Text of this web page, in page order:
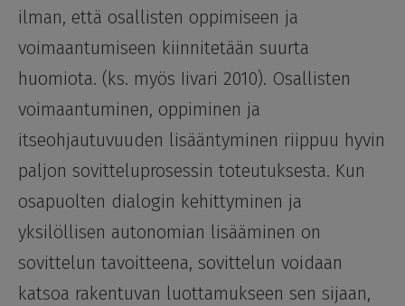
ilman, että osallisten oppimiseen ja
voimaantumiseen kiinnitetään suurta
huomiota. (ks. myös Iivari 2010). Osallisten
voimaantuminen, oppiminen ja
itseohjautuvuuden lisääntyminen riippuu hyvin
paljon sovitteluprosessin toteutuksesta. Kun
osapuolten dialogin kehittyminen ja
yksilöllisen autonomian lisääminen on
sovittelun tavoitteena, sovittelun voidaan
katsoa rakentuvan luottamukseen sen sijaan,